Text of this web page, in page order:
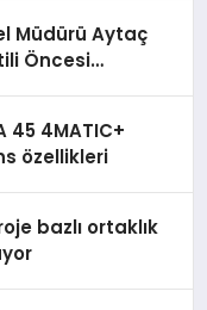
Müdürü Aytaç
Öncesi
45 4MATIC+
özellikleri
bazlı ortaklık